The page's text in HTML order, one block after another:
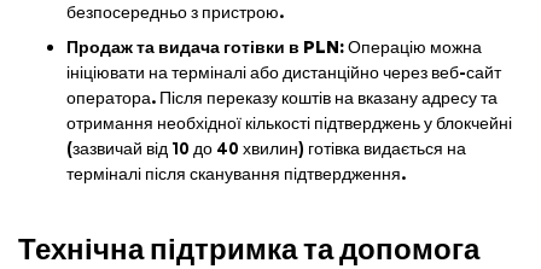
безпосередньо з пристрою.
Продаж та видача готівки в PLN:Операцію можна
ініціювати на терміналі або дистанційно через веб-сайт
оператора. Після переказу коштів на вказану адресу та
отримання необхідної кількості підтверджень у блокчейні
(зазвичай від 10 до 40 хвилин) готівка видається на
терміналі після сканування підтвердження.
Технічна підтримка та допомога